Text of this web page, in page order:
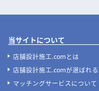
当サイトについて
店舗設計施工.comとは
店舗設計施工.comが選ばれ
マッチングサービスについて